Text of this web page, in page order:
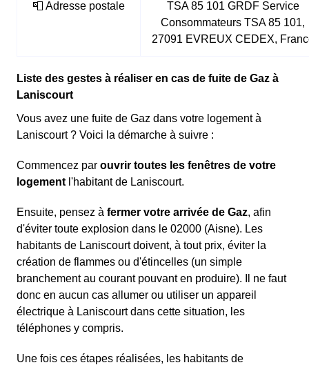
📮 Adresse postale
TSA 85 101 GRDF Service
Consommateurs TSA 85 101,
27091 EVREUX CEDEX,
Liste des gestes à réaliser en cas de fuite de Gaz à
Laniscourt
Vous avez une fuite de Gaz dans votre logement à
Laniscourt ? Voici la démarche à suivre :
Commencez par ouvrir toutes les fenêtres de votre
logement l'habitant de Laniscourt.
Ensuite, pensez à fermer votre arrivée de Gaz, afin
d'éviter toute explosion dans le 02000 (Aisne). Les
habitants de Laniscourt doivent, à tout prix, éviter la
création de flammes ou d'étincelles (un simple
branchement au courant pouvant en produire). Il ne faut
donc en aucun cas allumer ou utiliser un appareil
électrique à Laniscourt dans cette situation, les
téléphones y compris.
Une fois ces étapes réalisées, les habitants de